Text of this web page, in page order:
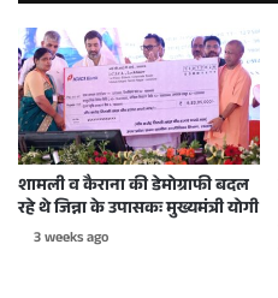
शामली व कैराना की डेमोग्राफी बदल
रहे थे जिन्ना के उपासकः मुख्यमंत्री योगी
3 weeks ago